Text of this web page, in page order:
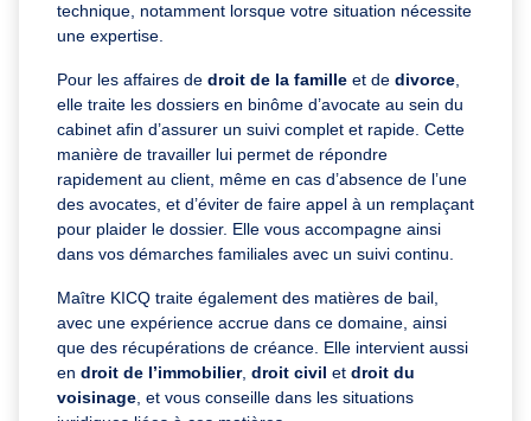
technique, notamment lorsque votre situation nécessite
une expertise.
Pour les affaires de droit de la famille et de divorce,
elle traite les dossiers en binôme d’avocate au sein du
cabinet afin d’assurer un suivi complet et rapide. Cette
manière de travailler lui permet de répondre
rapidement au client, même en cas d’absence de l’une
des avocates, et d’éviter de faire appel à un remplaçant
pour plaider le dossier. Elle vous accompagne ainsi
dans vos démarches familiales avec un suivi continu.
Maître KICQ traite également des matières de bail,
avec une expérience accrue dans ce domaine, ainsi
que des récupérations de créance. Elle intervient aussi
en droit de l’immobilier, droit civil et droit du
voisinage, et vous conseille dans les situations